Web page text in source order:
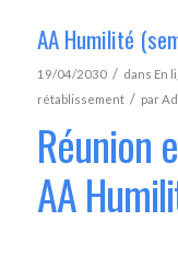
AA Humilité
19/04/2030 / dans En
rétablissement / par
Réunion
AA